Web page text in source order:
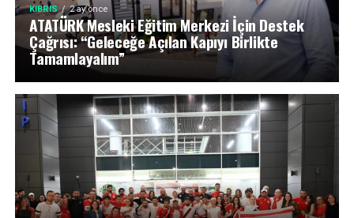
KIBRIS 2 ay önce
ATATÜRK Mesleki Eğitim Merkezi İçin Destek
Çağrısı: “Geleceğe Açılan Kapıyı Birlikte
Tamamlayalım”